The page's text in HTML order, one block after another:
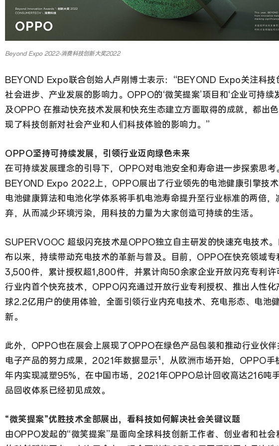
Beyond Expo 2022-消费科技创新大奖2022
BEYOND Expo联合创始人卢刚博士表示：“BEYOND Expo关注科技
社会进步、产业发展的影响力。OPPO的‘微笑提案’项目和‘企业可持续
及OPPO 在推动快充技术发展和快充生态建立方面取得的成就，都出
现了科技创新对社会产业和人们科技体验的影响力。”
OPPO坚持可持续发展，引领行业迈向绿色未来
在可持续发展理念的引导下，OPPO对电池安全和寿命进一步探索思考
BEYOND Expo 2022上，OPPO展出了行业领先的电池健康引擎技
电池健康算法和电池化学体系将手机电池寿命提升至行业标准的两倍，
弃，从而减少环境污染，用科技的力量为大家创造可持续的生活。
SUPERVOOC 超级闪充技术是OPPO独立自主研发的快速充电技术
布以来，持续带动充电技术的革新与普及。目前，OPPO在快充领域专
3,500件，累计授权超1,800件，并累计向50余家企业开放闪充专利许
行业内首个快充技术，OPPO闪充通过开放行业专利授权、推出人性化
球2.2亿用户的使用体验，全面引领行业内充电技术、充电形态、电池
新。
此外，OPPO也在展会上展现了OPPO在绿色产品包装和推动行业伙
电子产品的努力成果，2021年数据显示¹，从欧洲市场开始，OPPO手
年内实现减塑95%，在中国市场，2021年OPPO总计回收高达216吨
品回收体系已经初见成效。
“微笑提案”优胜技术全部展出，看科技如何解决社会关键议题
由OPPO发起的“微笑提案”是面向全球科技创新工作者、创业者和社会